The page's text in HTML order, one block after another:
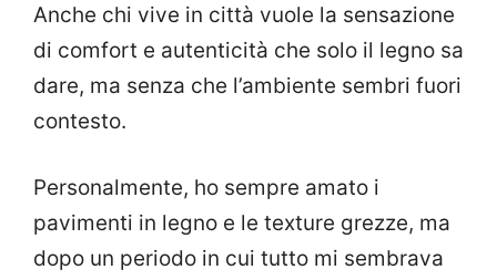
Anche chi vive in città vuole la sensazione
di comfort e autenticità che solo il legno sa
dare, ma senza che l’ambiente sembri fuori
contesto.
Personalmente, ho sempre amato i
pavimenti in legno e le texture grezze, ma
dopo un periodo in cui tutto mi sembrava